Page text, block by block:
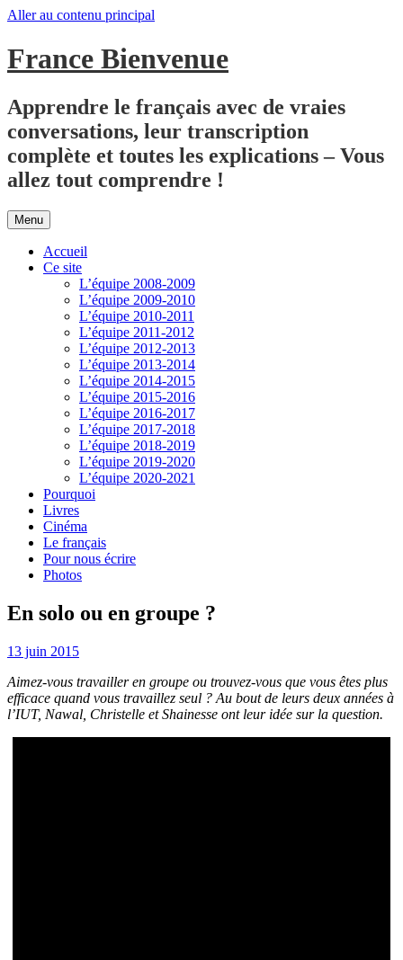
Aller au contenu principal
France Bienvenue
Apprendre le français avec de vraies
conversations, leur transcription
complète et toutes les explications – Vous
allez tout comprendre !
Menu
Accueil
Ce site
L’équipe 2008-2009
L’équipe 2009-2010
L’équipe 2010-2011
L’équipe 2011-2012
L’équipe 2012-2013
L’équipe 2013-2014
L’équipe 2014-2015
L’équipe 2015-2016
L’équipe 2016-2017
L’équipe 2017-2018
L’équipe 2018-2019
L’équipe 2019-2020
L’équipe 2020-2021
Pourquoi
Livres
Cinéma
Le français
Pour nous écrire
Photos
En solo ou en groupe ?
13 juin 2015
Aimez-vous travailler en groupe ou trouvez-vous que vous êtes plus
efficace quand vous travaillez seul ? Au bout de leurs deux années à
l’IUT, Nawal, Christelle et Shainesse ont leur idée sur la question.